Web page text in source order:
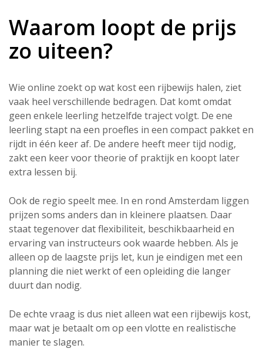
Waarom loopt de prijs
zo uiteen?
Wie online zoekt op wat kost een rijbewijs halen, ziet
vaak heel verschillende bedragen. Dat komt omdat
geen enkele leerling hetzelfde traject volgt. De ene
leerling stapt na een proefles in een compact pakket en
rijdt in één keer af. De andere heeft meer tijd nodig,
zakt een keer voor theorie of praktijk en koopt later
extra lessen bij.
Ook de regio speelt mee. In en rond Amsterdam liggen
prijzen soms anders dan in kleinere plaatsen. Daar
staat tegenover dat flexibiliteit, beschikbaarheid en
ervaring van instructeurs ook waarde hebben. Als je
alleen op de laagste prijs let, kun je eindigen met een
planning die niet werkt of een opleiding die langer
duurt dan nodig.
De echte vraag is dus niet alleen wat een rijbewijs kost,
maar wat je betaalt om op een vlotte en realistische
manier te slagen.